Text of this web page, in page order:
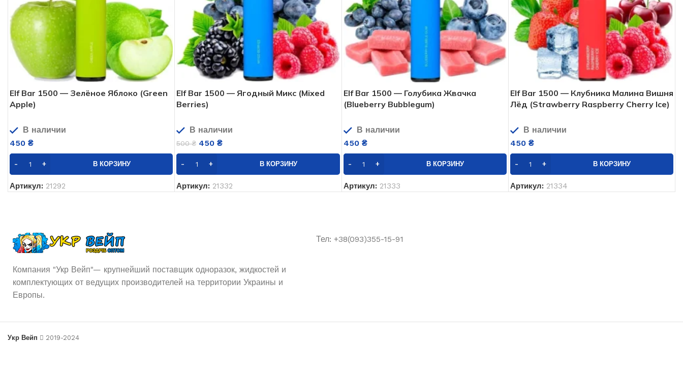
Elf Bar 1500 — Зелёное Яблоко (Green
Apple)
В наличии
450 ₴
В КОРЗИНУ
Артикул: 21292
Elf Bar 1500 — Ягодный Микс (Mixed
Berries)
В наличии
500₴ 450₴
В КОРЗИНУ
Артикул: 21332
Elf Bar 1500 — Голубика Жвачка
(Blueberry Bubblegum)
В наличии
450 ₴
В КОРЗИНУ
Артикул: 21333
Elf Bar 1500 — Клубника Малина Вишня
Лёд (Strawberry Raspberry Cherry Ice)
В наличии
450 ₴
В КОРЗИНУ
Артикул: 21334
Компания "Укр Вейп"— крупнейший поставщик одноразок, жидкостей и
комплектующих от ведущих производителей на территории Украины и
Европы.
Тел: +38(093)355-15-91
Укр Вейп 2019-2024